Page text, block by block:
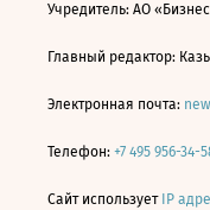
Учредитель: АО
Главный редактор:
Электронная почта:
Телефон: +7 495 956-34-
Сайт использует IP